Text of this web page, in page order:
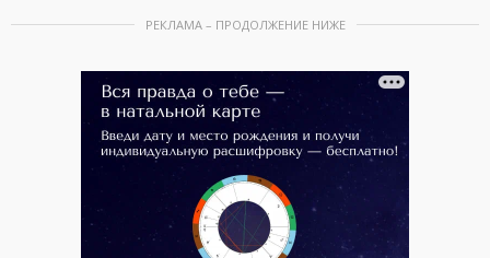
РЕКЛАМА – ПРОДОЛЖЕНИЕ НИЖЕ